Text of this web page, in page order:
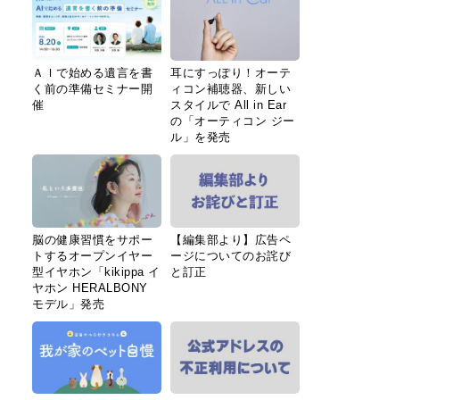
ＡＩで始める遺言を書
く前の準備セミナー開
催
耳にすっぽり！オーテ
ィコン補聴器、新しい
スタイルで All in Ear
の「オーティコン ジー
ル」を発売
脳の健康習慣をサポー
トするオープンイヤー
型イヤホン「kikippa イ
ヤホン HERALBONY
モデル」発売
【編集部より】広告ペ
ージについてのお詫び
と訂正